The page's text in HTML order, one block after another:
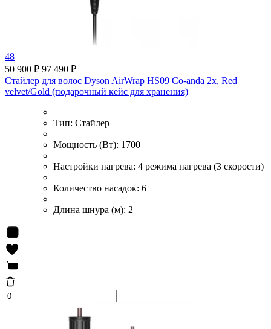
48
50 900 ₽ 97 490 ₽
Стайлер для волос Dyson AirWrap HS09 Co-anda 2x, Red
velvet/Gold (подарочный кейс для хранения)
Тип: Стайлер
Мощность (Вт): 1700
Настройки нагрева: 4 режима нагрева (3 скорости)
Количество насадок: 6
Длина шнура (м): 2